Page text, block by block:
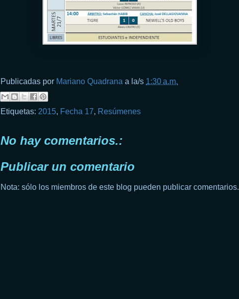
Publicadas por Mariano Quadrana a la/s 1:30 a.m.
Etiquetas: 2015, Fecha 17, Resúmenes
No hay comentarios.:
Publicar un comentario
Nota: sólo los miembros de este blog pueden publicar comentarios.